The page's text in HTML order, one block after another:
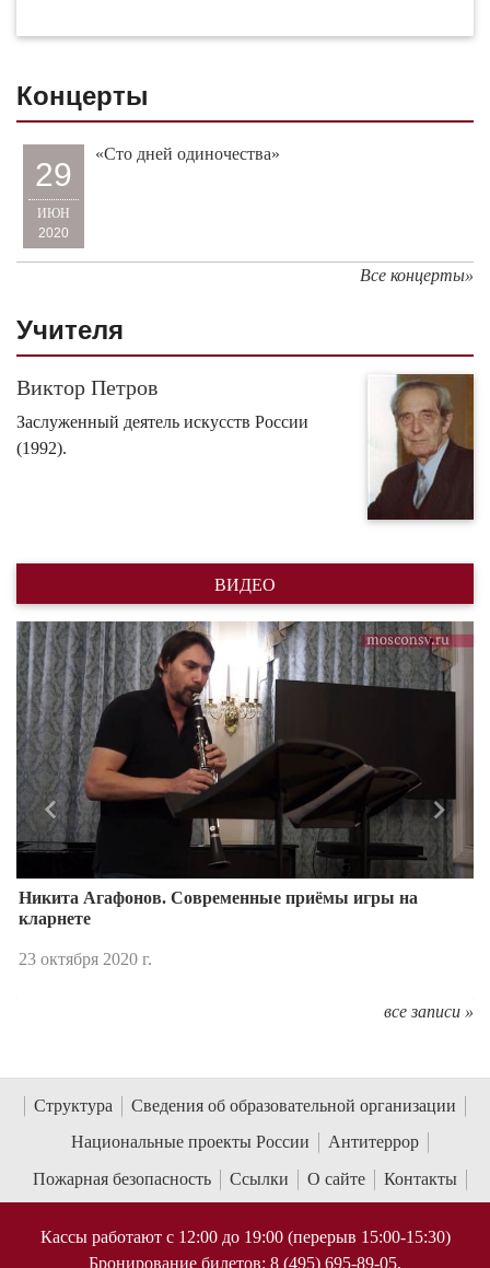
Концерты
29
ИЮН
2020
«Сто дней одиночества»
Все концерты»
Учителя
Виктор Петров
Заслуженный деятель искусств России
(1992).
ВИДЕО
Никита Агафонов. Современные приёмы игры на
кларнете
23 октября 2020 г.
Назад
все записи »
Структура
Сведения об образовательной организации
Национальные проекты России
Антитеррор
Пожарная безопасность
Ссылки О сайте Контакты
Кассы работают с 12:00 до 19:00 (перерыв 15:00-15:30)
Бронирование билетов: 8 (495) 695-89-05,